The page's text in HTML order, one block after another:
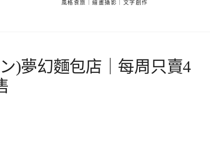
風格食旅｜繪畫攝影｜文字創作
)夢幻麵包店｜每周只賣4